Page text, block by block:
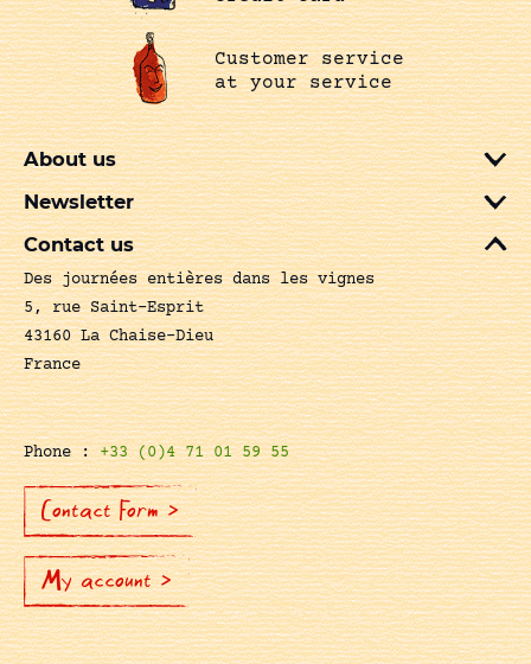
Customer service
at your service
About us
Newsletter
Contact us
Des journées entières dans les vignes
5, rue Saint-Esprit
43160 La Chaise-Dieu
France
Phone :+33 (0)4 71 01 59 55
Contact Form >
My account >